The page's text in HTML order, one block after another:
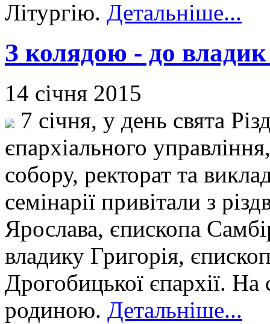
Літургію. Детальніше...
З колядою - до
14 січня 2015
7 січня, у день свята
єпархіального
собору, ректорат та
семінарії привітали з
Ярослава, єпископа
владику Григорія,
Дрогобицької єпархії.
родиною. Детальніше...